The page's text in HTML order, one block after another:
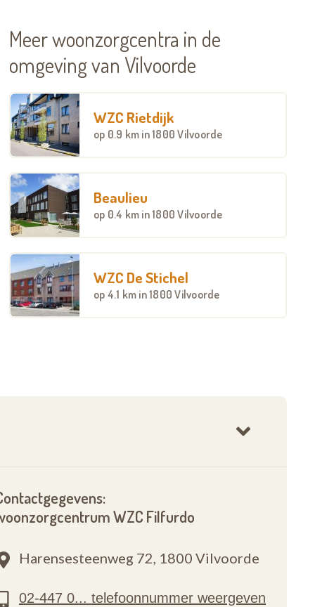
Meer woonzorgcentra in de
omgeving van Vilvoorde
WZC Rietdijk
op 0.9 km in 1800 Vilvoorde
Beaulieu
op 0.4 km in 1800 Vilvoorde
WZC De Stichel
op 4.1 km in 1800 Vilvoorde
WZC Filfurdo
Harensesteenweg 72, 1800 Vilvoorde